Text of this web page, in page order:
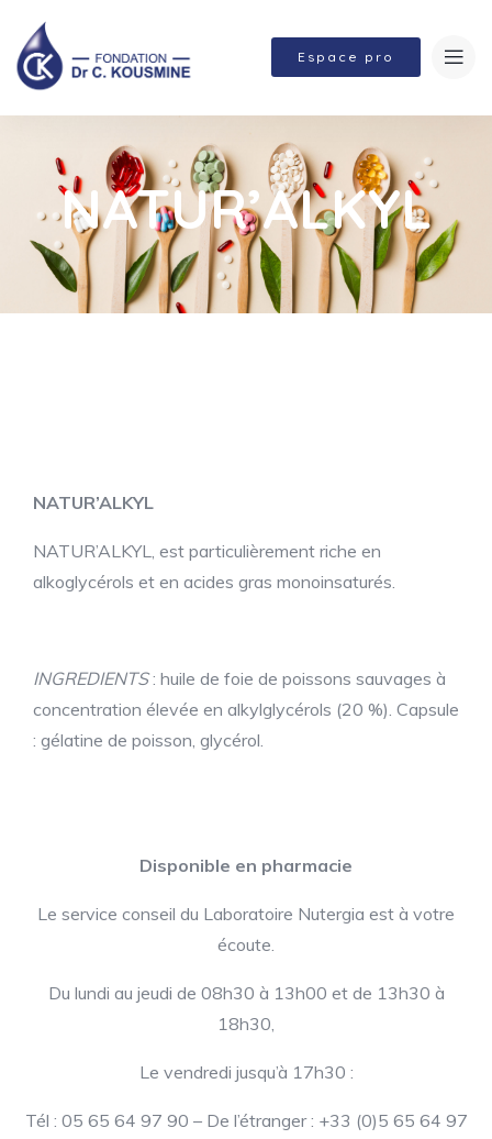
Espace pro
NATUR’ALKYL
NATUR’ALKYL
NATUR’ALKYL, est particulièrement riche en
alkoglycérols et en acides gras monoinsaturés.
INGREDIENTS: huile de foie de poissons sauvages à
concentration élevée en alkylglycérols (20 %). Capsule
: gélatine de poisson, glycérol.
Disponible en pharmacie
Le service conseil du Laboratoire Nutergia est à votre
écoute.
Du lundi au jeudi de 08h30 à 13h00 et de 13h30 à
18h30,
Le vendredi jusqu’à 17h30 :
Tél : 05 65 64 97 90 – De l’étranger : +33 (0)5 65 64 97